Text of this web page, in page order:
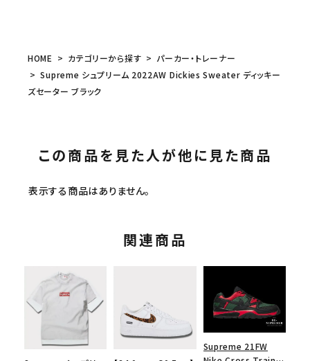
HOME カテゴリーから探す
パーカー・トレーナー
Supreme シュプリーム 2022AW Dickies Sweater ディッキー
ズセーター ブラック
この商品を見た人が他に見た商品
表示する商品はありません。
関連商品
Supreme 21FW